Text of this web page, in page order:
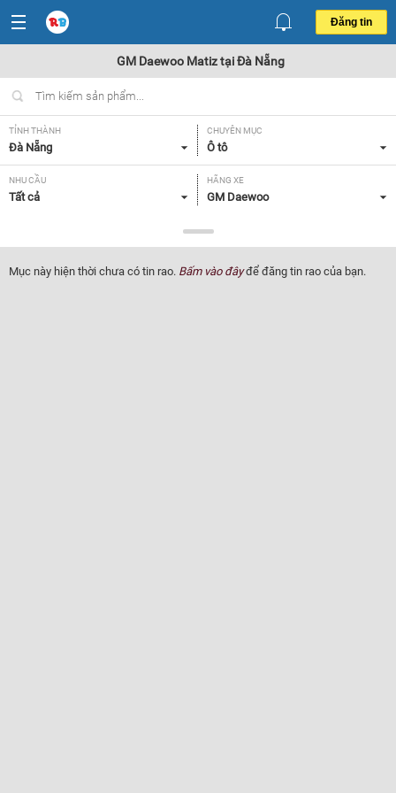
Đăng tin
GM Daewoo Matiz tại Đà Nẵng
TỈNH THÀNH
Đà Nẵng
CHUYÊN MỤC
Ô tô
NHU CẦU
Tất cả
HÃNG XE
GM Daewoo
Matiz
NĂM SẢN XUẤT
Tất cả
GIÁ XE XUẤT XỨ
Mục này hiện thời chưa có tin rao. Bấm vào đâyđể đăng tin rao của bạn.